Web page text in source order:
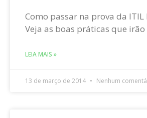
Como passar na prova da
Veja as boas práticas que
LEIA MAIS »
13 de março de 2014 Nenhum